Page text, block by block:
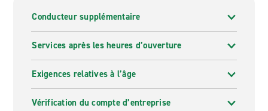
Conducteur supplémentaire
Services après les heures d’ouverture
Exigences relatives à l’âge
Vérification du compte d’entreprise